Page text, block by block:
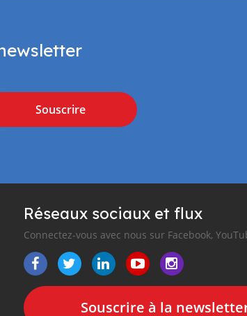
Souscrire
Réseaux sociaux et flux
Connectez-vous avec nous sur Facebook,
Souscrire à la